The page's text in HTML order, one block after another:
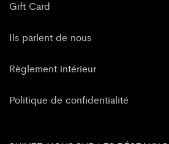
Gift Card
Ils parlent de nous
Règlement intérieur
Politique de confidentialité